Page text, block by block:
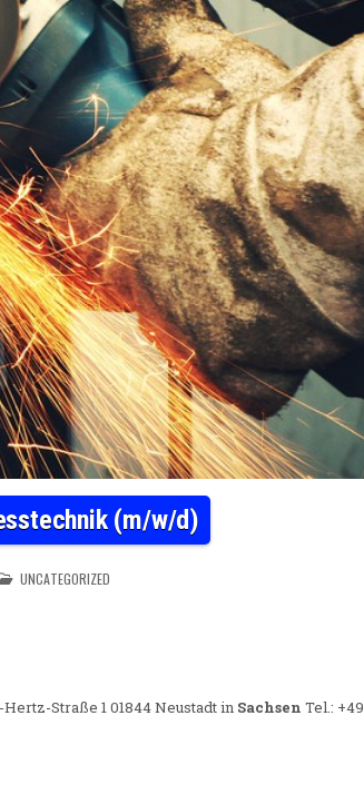
(m/w/d)
IM TECHNISCHEN BEREICH/ MESSTECHNIK (M/W/D)
POSTED IN
UNCATEGORIZED
Straße 1 01844 Neustadt in Sachsen Tel.: +49